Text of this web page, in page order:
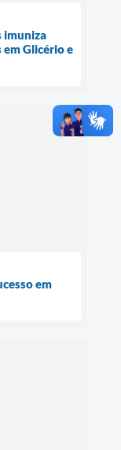
imuniza
em Glicério e
em